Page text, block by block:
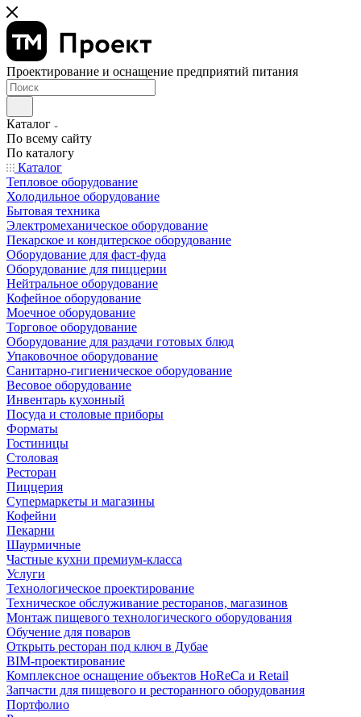
Проектирование и оснащение предприятий питания
Каталог
По всему сайту
По каталогу
Каталог
Тепловое оборудование
Холодильное оборудование
Бытовая техника
Электромеханическое оборудование
Пекарское и кондитерское оборудование
Оборудование для фаст-фуда
Оборудование для пиццерии
Нейтральное оборудование
Кофейное оборудование
Моечное оборудование
Торговое оборудование
Оборудование для раздачи готовых блюд
Упаковочное оборудование
Санитарно-гигиеническое оборудование
Весовое оборудование
Инвентарь кухонный
Посуда и столовые приборы
Форматы
Гостиницы
Столовая
Ресторан
Пиццерия
Супермаркеты и магазины
Кофейни
Пекарни
Шаурмичные
Частные кухни премиум-класса
Услуги
Технологическое проектирование
Техническое обслуживание ресторанов, магазинов
Монтаж пищевого технологического оборудования
Обучение для поваров
Открыть ресторан под ключ в Дубае
BIM-проектирование
Комплексное оснащение объектов HoReCa и Retail
Запчасти для пищевого и ресторанного оборудования
Портфолио